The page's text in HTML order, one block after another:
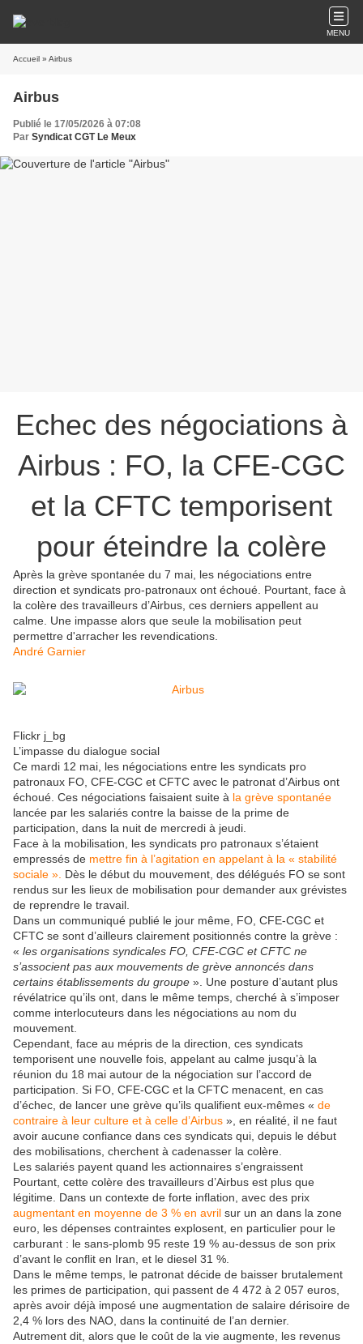
MENU
Accueil » Airbus
Airbus
Publié le 17/05/2026 à 07:08
Par Syndicat CGT Le Meux
Echec des négociations à
Airbus : FO, la CFE-CGC
et la CFTC temporisent
pour éteindre la colère
Après la grève spontanée du 7 mai, les négociations entre
direction et syndicats pro-patronaux ont échoué. Pourtant, face à
la colère des travailleurs d’Airbus, ces derniers appellent au
calme. Une impasse alors que seule la mobilisation peut
permettre d'arracher les revendications.
André Garnier
Flickr j_bg
L’impasse du dialogue social
Ce mardi 12 mai, les négociations entre les syndicats pro
patronaux FO, CFE-CGC et CFTC avec le patronat d’Airbus ont
échoué. Ces négociations faisaient suite à la grève spontanée
lancée par les salariés contre la baisse de la prime de
participation, dans la nuit de mercredi à jeudi.
Face à la mobilisation, les syndicats pro patronaux s’étaient
empressés de mettre fin à l’agitation en appelant à la « stabilité
sociale ». Dès le début du mouvement, des délégués FO se sont
rendus sur les lieux de mobilisation pour demander aux grévistes
de reprendre le travail.
Dans un communiqué publié le jour même, FO, CFE-CGC et
CFTC se sont d’ailleurs clairement positionnés contre la grève :
« les organisations syndicales FO, CFE-CGC et CFTC ne
s’associent pas aux mouvements de grève annoncés dans
certains établissements du groupe ». Une posture d’autant plus
révélatrice qu’ils ont, dans le même temps, cherché à s’imposer
comme interlocuteurs dans les négociations au nom du
mouvement.
Cependant, face au mépris de la direction, ces syndicats
temporisent une nouvelle fois, appelant au calme jusqu’à la
réunion du 18 mai autour de la négociation sur l’accord de
participation. Si FO, CFE-CGC et la CFTC menacent, en cas
d’échec, de lancer une grève qu’ils qualifient eux-mêmes « de
contraire à leur culture et à celle d’Airbus », en réalité, il ne faut
avoir aucune confiance dans ces syndicats qui, depuis le début
des mobilisations, cherchent à cadenasser la colère.
Les salariés payent quand les actionnaires s’engraissent
Pourtant, cette colère des travailleurs d’Airbus est plus que
légitime. Dans un contexte de forte inflation, avec des prix
augmentant en moyenne de 3 % en avril sur un an dans la zone
euro, les dépenses contraintes explosent, en particulier pour le
carburant : le sans-plomb 95 reste 19 % au-dessus de son prix
d’avant le conflit en Iran, et le diesel 31 %.
Dans le même temps, le patronat décide de baisser brutalement
les primes de participation, qui passent de 4 472 à 2 057 euros,
après avoir déjà imposé une augmentation de salaire dérisoire de
2,4 % lors des NAO, dans la continuité de l’an dernier.
Autrement dit, alors que le coût de la vie augmente, les revenus